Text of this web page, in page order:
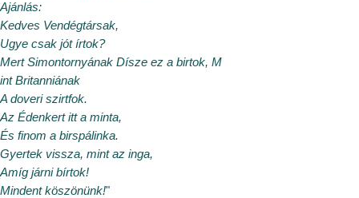
Ajánlás:
Kedves Vendégtársak,
Ugye csak jót írtok?
Mert Simontornyának Dísze ez a birtok, M
int Britanniának
A doveri szirtfok.
Az Édenkert itt a minta,
És finom a birspálinka.
Gyertek vissza, mint az inga,
Amíg járni bírtok!
Mindent köszönünk!"